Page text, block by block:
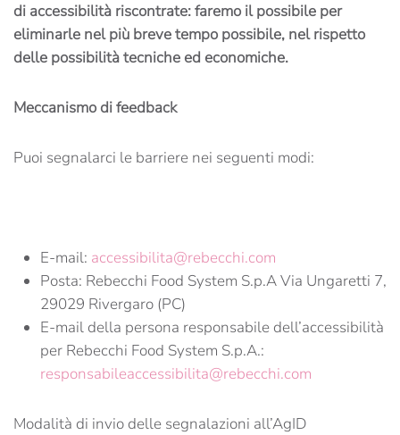
di accessibilità riscontrate: faremo il possibile per
eliminarle nel più breve tempo possibile, nel rispetto
delle possibilità tecniche ed economiche.
Meccanismo di feedback
Puoi segnalarci le barriere nei seguenti modi:
E-mail: accessibilita@rebecchi.com
Posta: Rebecchi Food System S.p.A Via Ungaretti 7,
29029 Rivergaro (PC)
E-mail della persona responsabile dell’accessibilità
per Rebecchi Food System S.p.A.:
responsabileaccessibilita@rebecchi.com
Modalità di invio delle segnalazioni all’AgID